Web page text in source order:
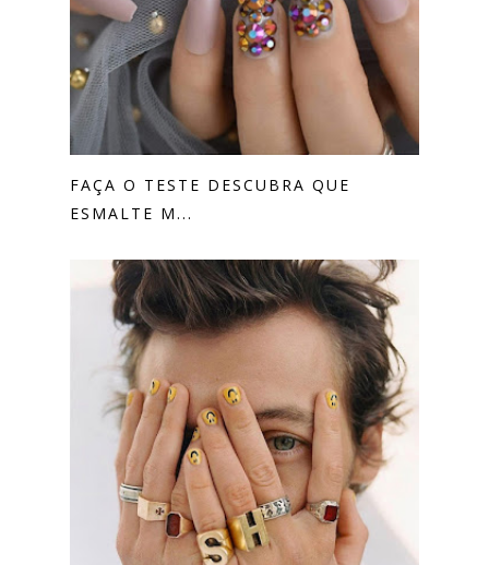
FAÇA O TESTE DESCUBRA QUE
ESMALTE M...